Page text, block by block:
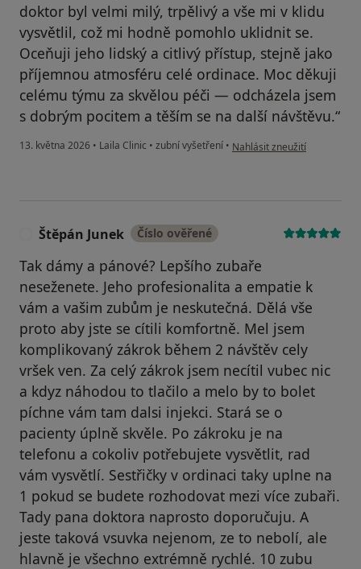
doktor byl velmi milý, trpělivý a vše mi v klidu
vysvětlil, což mi hodně pomohlo uklidnit se.
Oceňuji jeho lidský a citlivý přístup, stejně jako
příjemnou atmosféru celé ordinace. Moc děkuji
celému týmu za skvělou péči — odcházela jsem
s dobrým pocitem a těším se na další návštěvu.“
13. května 2026 • Laila Clinic • zubní vyšetření • podle názoru uživatele Jana
Nahlásit zneužití
Štěpán Junek Číslo ověřené
Tak dámy a pánové? Lepšího zubaře
neseženete. Jeho profesionalita a empatie k
vám a vašim zubům je neskutečná. Dělá vše
proto aby jste se cítili komfortně. Mel jsem
komplikovaný zákrok během 2 návštěv cely
vršek ven. Za celý zákrok jsem necítil vubec nic
a kdyz náhodou to tlačilo a melo by to bolet
píchne vám tam dalsi injekci. Stará se o
pacienty úplně skvěle. Po zákroku je na
telefonu a cokoliv potřebujete vysvětlit, rad
vám vysvětlí. Sestřičky v ordinaci taky uplne na
1 pokud se budete rozhodovat mezi více zubaři.
Tady pana doktora naprosto doporučuju. A
jeste taková vsuvka nejenom, ze to nebolí, ale
hlavně je všechno extrémně rychlé. 10 zubu